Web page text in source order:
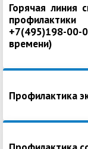
Горячая линия
+7(495)198-
времени)
Профилактика